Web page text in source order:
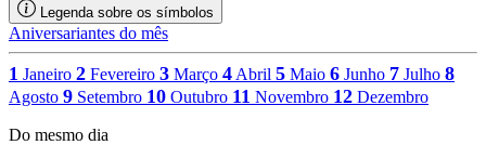
Legenda sobre os símbolos
Aniversariantes do mês
1 Janeiro 2 Fevereiro 3 Março 4Abril 5 Maio 6 Junho 7 Julho 8
Agosto 9 Setembro 10 Outubro 11 Novembro 12 Dezembro
Do mesmo dia